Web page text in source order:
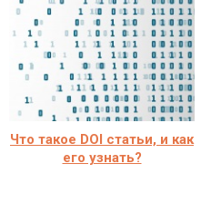
Что такое DOI статьи, и как
его узнать?